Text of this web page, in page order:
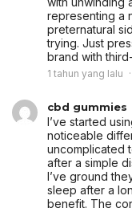
representing a
preternatural
trying. Just
brand with
1 tahun yang lalu
cbd gummies
I’ve started
noticeable
uncomplicated
after a simple
I’ve ground
sleep after a
benefit. The